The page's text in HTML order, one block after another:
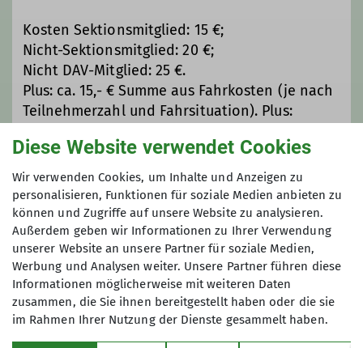
Unser aktuelles Programm findet ihr
hier.
Schneeschuhtouren Winter 2025-
2026.pdf
Detailbeschreibungen zu den Touren
sind zukünftig unter unserem neuen
Buchungssystem "YOLAWO" zu finden,
auf dem ihr euch, ab dieser Saison zur
jeweiligen Tour auch anmelden
werdet. Die Tourenbeschreibungen
werden wir spätestens wenige Tage
vor der jeweiligen Tour in YOLAWO
einstellen. Schaut einfach öfters mal
rein.
Wer möchte kann sich auch per Mail
informieren lassen. Für die Aufnahme
Kosten Sektionsmitglied: 15 €;
Nicht-Sektionsmitglied: 20 €;
Nicht DAV-Mitglied: 25 €.
Plus: ca. 15,- € Summe aus Fahrkosten (je nach
Teilnehmerzahl und Fahrsituation). Plus:
Plus: Frühstück ca. 8,50 €. Plus: eventuell
andere Kosten.
Maximale Teilnehmeranzahl
15
Diese Website verwendet Cookies
Wir verwenden Cookies, um Inhalte und Anzeigen zu
personalisieren, Funktionen für soziale Medien anbieten zu
können und Zugriffe auf unsere Website zu analysieren.
Außerdem geben wir Informationen zu Ihrer Verwendung
unserer Website an unsere Partner für soziale Medien,
Werbung und Analysen weiter. Unsere Partner führen diese
Informationen möglicherweise mit weiteren Daten
zusammen, die Sie ihnen bereitgestellt haben oder die sie
im Rahmen Ihrer Nutzung der Dienste gesammelt haben.